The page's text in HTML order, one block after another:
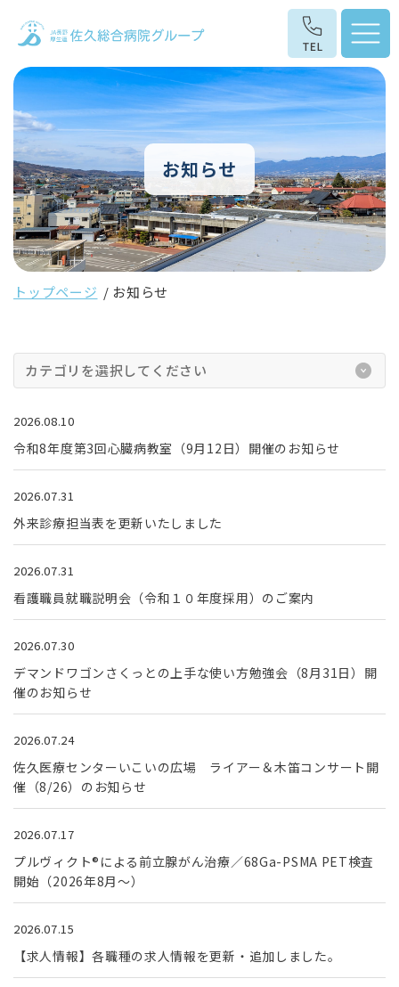
お知らせ
トップページ お知らせ
カテゴリを選択してください
2026.08.10
令和8年度第3回心臓病教室（9月12日）開催のお知らせ
2026.07.31
外来診療担当表を更新いたしました
2026.07.31
看護職員就職説明会（令和１０年度採用）のご案内
2026.07.30
デマンドワゴンさくっとの上手な使い方勉強会（8月31日）開
催のお知らせ
2026.07.24
佐久医療センターいこいの広場 ライアー＆木笛コンサート開
催（8/26）のお知らせ
2026.07.17
プルヴィクト®による前立腺がん治療／68Ga-PSMA PET検査
開始（2026年8月～）
2026.07.15
【求人情報】各職種の求人情報を更新・追加しました。